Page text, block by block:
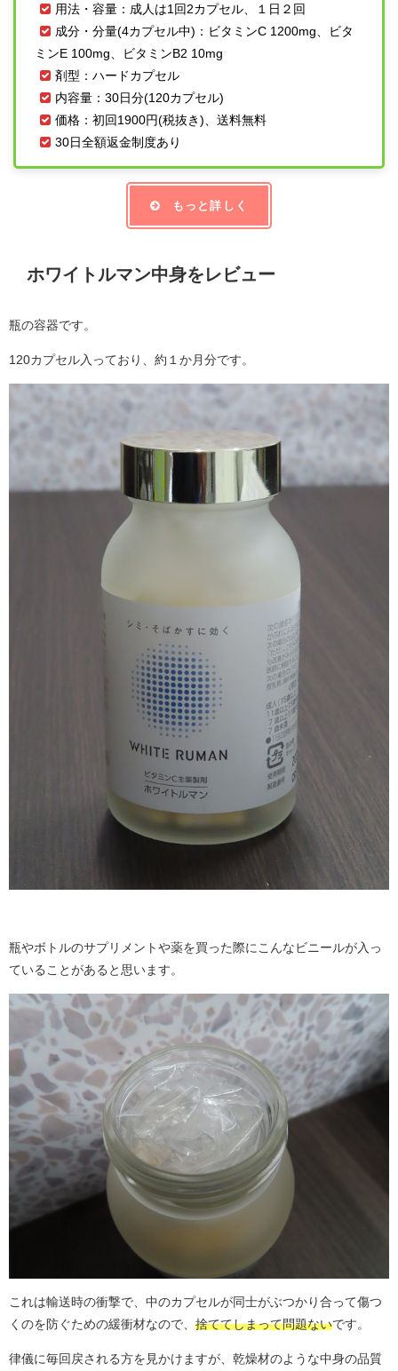
用法・容量：成人は1回2カプセル、１日２回
成分・分量(4カプセル中)：ビタミンC 1200mg、ビタ
ミンE 100mg、ビタミンB2 10mg
剤型：ハードカプセル
内容量：30日分(120カプセル)
価格：初回1900円(税抜き)、送料無料
30日全額返金制度あり
もっと詳しく
ホワイトルマン中身をレビュー
瓶の容器です。
120カプセル入っており、約１か月分です。
瓶やボトルのサプリメントや薬を買った際にこんなビニールが入っ
ていることがあると思います。
これは輸送時の衝撃で、中のカプセルが同士がぶつかり合って傷つ
くのを防ぐための緩衝材なので、 捨ててしまって問題ないです。
律儀に毎回戻される方を見かけますが、乾燥材のような中身の品質